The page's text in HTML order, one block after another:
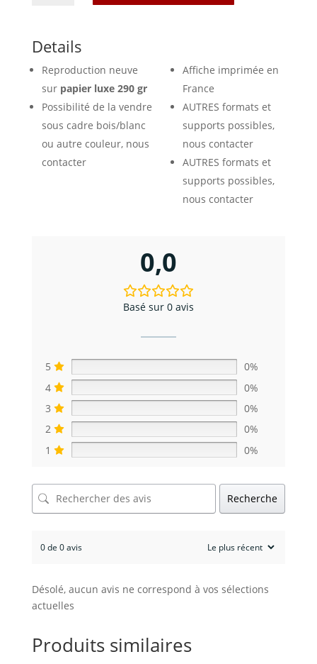
de
France
Kiravi
Details
Reproduction neuve
sur papier luxe 290 gr
Possibilité de la vendre
sous cadre bois/blanc
ou autre couleur, nous
contacter
Affiche imprimée en
France
AUTRES formats et
supports possibles,
nous contacter
AUTRES formats et
supports possibles,
nous contacter
0,0
Basé sur 0 avis
5
0%
4
0%
3
0%
2
0%
1
0%
Recherche
0 de 0 avis
Désolé, aucun avis ne correspond à vos sélections
actuelles
Produits similaires